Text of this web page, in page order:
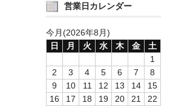
営業日カレンダー
今月(2026年8月)
日
月 火 水 木 金
土
1
2
3 4 5 6 7
8
9
10 11 12 13 14
15
16
17 18 19 20 21
22